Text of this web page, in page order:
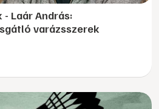
- Laár András:
varázsszerek